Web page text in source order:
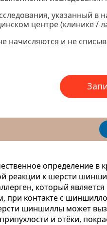
указанный в
центре (клинике /
начисляются и не
определение в
реакции к шерсти
который
контакте с
шиншиллы может
и отёки,